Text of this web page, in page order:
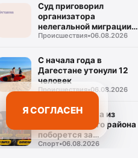
Суд приговорил
организатора
нелегальной миграции к
5 годам колонии
Происшествия•06.08.2026
С начала года в
Дагестане утонули 12
человек
Происшествия•06.08.2026
Ветеран спорта из
Табасаранского района
поборется за
объединение двух
Спорт•06.08.2026
Я СОГЛАСЕН